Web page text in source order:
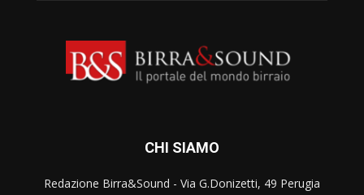
CHI SIAMO
Redazione Birra&Sound - Via G.Donizetti, 49 Perugia